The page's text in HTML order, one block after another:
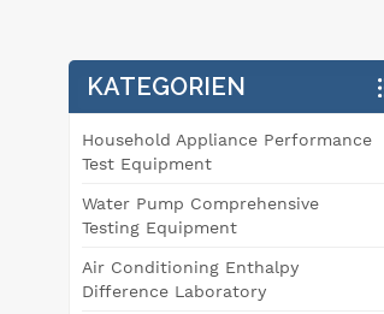
KATEGORIEN
Household Appliance Performance
Test Equipment
Water Pump Comprehensive
Testing Equipment
Air Conditioning Enthalpy
Difference Laboratory